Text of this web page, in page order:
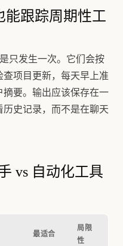
能跟踪周期性工
只发生一次。它们会按
项目更新，每天早上准
要。输出应该保存在一
史记录，而不是在聊天
vs 自动化工具
最适合
局限
性